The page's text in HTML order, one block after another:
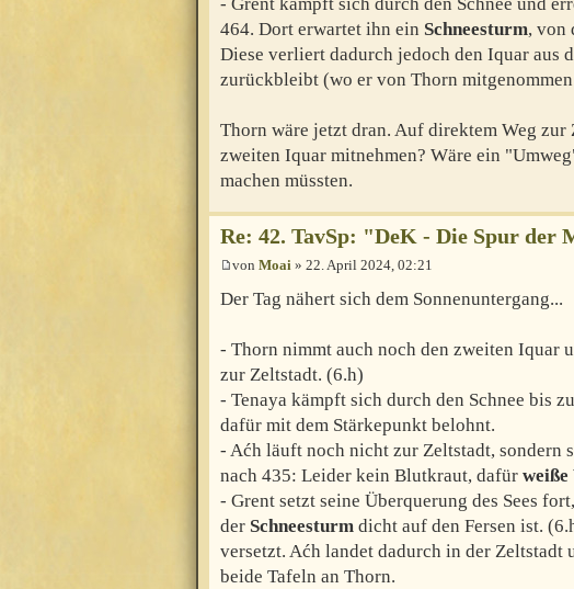
464. Dort erwartet ihn ein Schneesturm, von
Diese verliert dadurch jedoch den Iquar aus
zurückbleibt (wo er von Thorn
Thorn wäre jetzt dran. Auf direktem Weg
zweiten Iquar mitnehmen? Wäre ein
machen müssten.
Re: 42. TavSp: "DeK - Die Spur der
von Moai » 22. April 2024, 02:21
Der Tag nähert sich dem Sonnenuntergang...
- Thorn nimmt auch noch den zweiten Iquar
zur Zeltstadt. (6.h)
- Tenaya kämpft sich durch den Schnee bis
dafür mit dem Stärkepunkt belohnt.
- Aćh läuft noch nicht zur Zeltstadt, sondern
nach 435: Leider kein Blutkraut, dafür
- Grent setzt seine Überquerung des Sees
der Schneesturm dicht auf den Fersen ist.
versetzt. Aćh landet dadurch in der Zeltstadt
beide Tafeln an Thorn.